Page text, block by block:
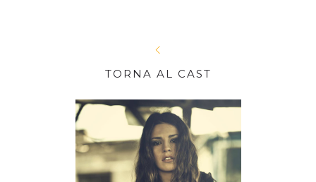
TORNA AL CAST